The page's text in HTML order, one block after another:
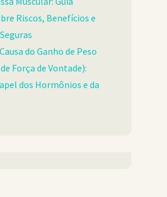
Riscos, Benefícios e
do Ganho de Peso
Força de Vontade):
dos Hormônios e da